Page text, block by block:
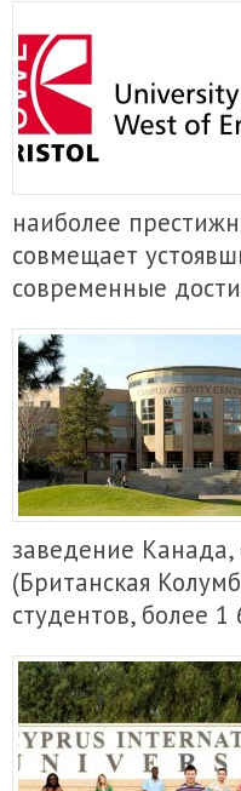
наиболее
совмещает
современные
заведение
(Британская
студентов, более 1